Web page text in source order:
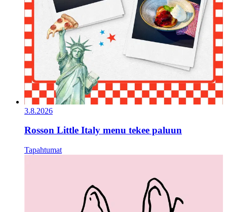
3.8.2026
Rosson Little Italy menu tekee paluun
Tapahtumat